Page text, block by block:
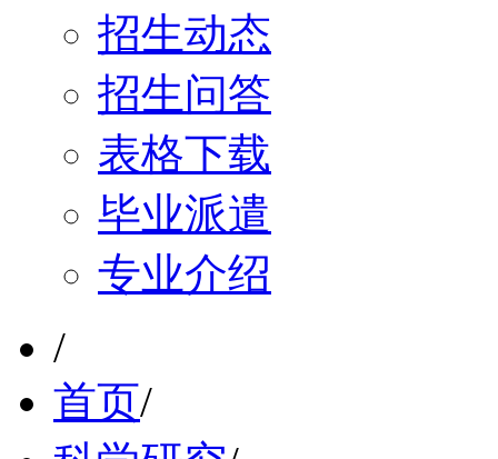
招生动态
招生问答
表格下载
毕业派遣
专业介绍
/
首页/